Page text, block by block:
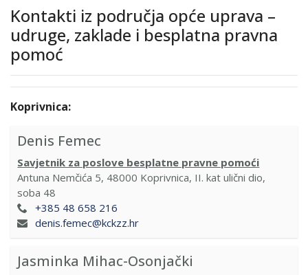
Kontakti iz područja opće uprava –
udruge, zaklade i besplatna pravna
pomoć
Koprivnica:
Denis Femec
Savjetnik za poslove besplatne pravne pomoći
Antuna Nemčića 5, 48000 Koprivnica, II. kat ulični dio,
soba 48
+385 48 658 216
denis.femec@kckzz.hr
Jasminka Mihac-Osonjački